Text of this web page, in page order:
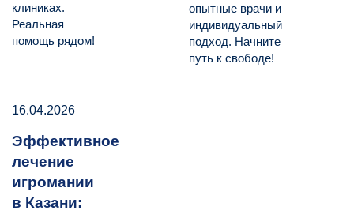
клиниках.
Реальная
помощь рядом!
опытные врачи и
индивидуальный
подход. Начните
путь к свободе!
16.04.2026
Эффективное
лечение
игромании
в Казани: